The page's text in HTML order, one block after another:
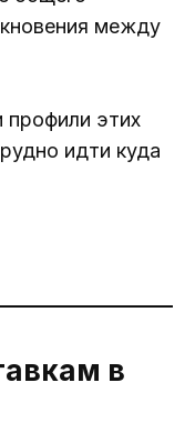
между
профили этих
идти куда
в